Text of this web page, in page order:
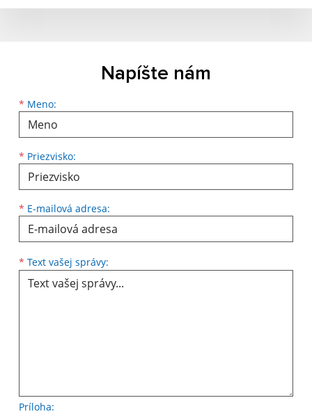
Napíšte nám
* Meno:
* Priezvisko:
* E-mailová adresa:
* Text vašej správy:
Príloha: